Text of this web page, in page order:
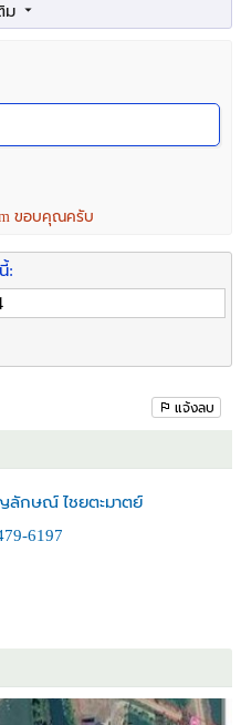
ณ 13 นาที
พร้อมใช้
ขอบคุณครับ
:
แจ้งลบ
ลักษณ์ ไชยตะมาตย์
6197